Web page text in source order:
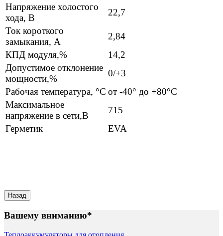
Напряжение холостого
хода, В
22,7
Ток короткого
замыкания, А
2,84
КПД модуля,%
14,2
Допустимое отклонение
мощности,%
0/+3
Рабочая температура, °С от -40° до +80°С
Максимальное
напряжение в сети,В
715
Герметик
EVA
Вашему вниманию*